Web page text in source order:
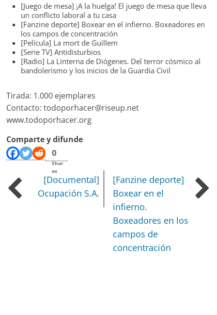
[Juego de mesa] ¡A la huelga! El juego de mesa que lleva
un conflicto laboral a tu casa
[Fanzine deporte] Boxear en el infierno. Boxeadores en
los campos de concentración
[Película] La mort de Guillem
[Serie TV] Antidisturbios
[Radio] La Linterna de Diógenes. Del terror cósmico al
bandolerismo y los inicios de la Guardia Civil
Tirada: 1.000 ejemplares
Contacto: todoporhacer@riseup.net
www.todoporhacer.org
Comparte y difunde
0
Shar
es
[Documental]
Ocupación S.A.
[Fanzine deporte]
Boxear en el
infierno.
Boxeadores en los
campos de
concentración